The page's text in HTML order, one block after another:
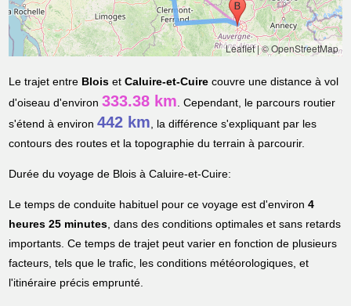
Leaflet|© OpenStreetMap
Le trajet entre Blois etCaluire-et-Cuire couvre une distance à vol
d'oiseau d'environ333.38 km. Cependant, le parcours routier
s'étend à environ442 km, la différence s'expliquant par les
contours des routes et la topographie du terrain à parcourir.
Durée du voyage de Blois à Caluire-et-Cuire:
Le temps de conduite habituel pour ce voyage est d'environ4
heures 25 minutes, dans des conditions optimales et sans retards
importants. Ce temps de trajet peut varier en fonction de plusieurs
facteurs, tels que le trafic, les conditions météorologiques, et
l'itinéraire précis emprunté.